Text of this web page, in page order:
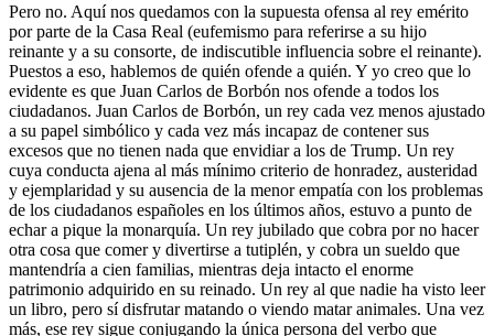
Pero no. Aquí nos quedamos con la supuesta ofensa al rey emérito
por parte de la Casa Real (eufemismo para referirse a su hijo
reinante y a su consorte, de indiscutible influencia sobre el reinante).
Puestos a eso, hablemos de quién ofende a quién. Y yo creo que lo
evidente es que Juan Carlos de Borbón nos ofende a todos los
ciudadanos. Juan Carlos de Borbón, un rey cada vez menos ajustado
a su papel simbólico y cada vez más incapaz de contener sus
excesos que no tienen nada que envidiar a los de Trump. Un rey
cuya conducta ajena al más mínimo criterio de honradez, austeridad
y ejemplaridad y su ausencia de la menor empatía con los problemas
de los ciudadanos españoles en los últimos años, estuvo a punto de
echar a pique la monarquía. Un rey jubilado que cobra por no hacer
otra cosa que comer y divertirse a tutiplén, y cobra un sueldo que
mantendría a cien familias, mientras deja intacto el enorme
patrimonio adquirido en su reinado. Un rey al que nadie ha visto leer
un libro, pero sí disfrutar matando o viendo matar animales. Una vez
más, ese rey sigue conjugando la única persona del verbo que